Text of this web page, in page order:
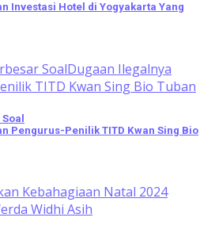
Investasi Hotel di Yogyakarta Yang
Pengurus-Penilik TITD Kwan Sing Bio